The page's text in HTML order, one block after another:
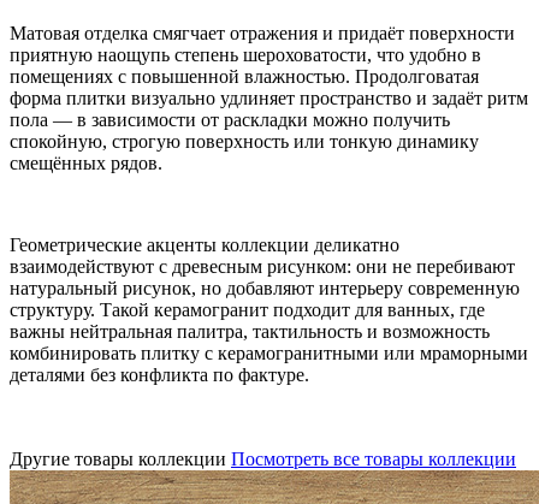
Матовая отделка смягчает отражения и придаёт поверхности
приятную наощупь степень шероховатости, что удобно в
помещениях с повышенной влажностью. Продолговатая
форма плитки визуально удлиняет пространство и задаёт ритм
пола — в зависимости от раскладки можно получить
спокойную, строгую поверхность или тонкую динамику
смещённых рядов.
Геометрические акценты коллекции деликатно
взаимодействуют с древесным рисунком: они не перебивают
натуральный рисунок, но добавляют интерьеру современную
структуру. Такой керамогранит подходит для ванных, где
важны нейтральная палитра, тактильность и возможность
комбинировать плитку с керамогранитными или мраморными
деталями без конфликта по фактуре.
Другие товары коллекции Посмотреть все товары коллекции